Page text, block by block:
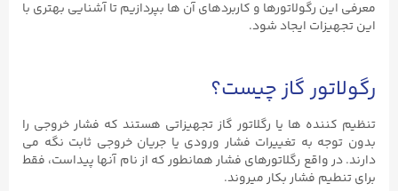
معرفی این رگولاتورها و کاربردهای آن ها بپردازیم تا آشنایی بهتری با
این تجهیزات ایجاد شود.
رگولاتور گاز چیست؟
تنظیم کننده ها یا رگلاتور گاز تجهیزاتی هستند که فشار خروجی را
بدون توجه به تغییرات فشار ورودی یا جریان خروجی ثابت نگه می
دارند. در واقع رگلاتورهای فشار همانطور که از نام آنها پیداست، فقط
برای تنطیم فشار بکار میروند.